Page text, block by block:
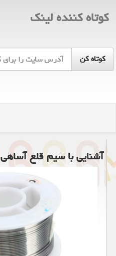
كوتاه كننده لینك
آشنایی با سیم قلع آساهی